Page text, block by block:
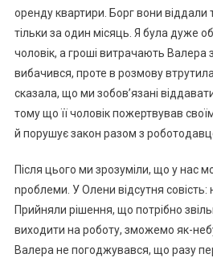
оренду квартири. Борг вони віддали
тільки за один місяць. Я була дуже
чоловік, а гроші витрачають
вибачився, проте в розмову
сказала, що ми зобов’язані
тому що її чоловік пожертвував
й порушує закон разом з
Після цього ми зрозуміли, що у нас
nроблеми. У Олени відсутня совість:
Прийняли рішення, що потрібно
виходити на роботу, зможемо як-
Валера не погоджувався, що разу